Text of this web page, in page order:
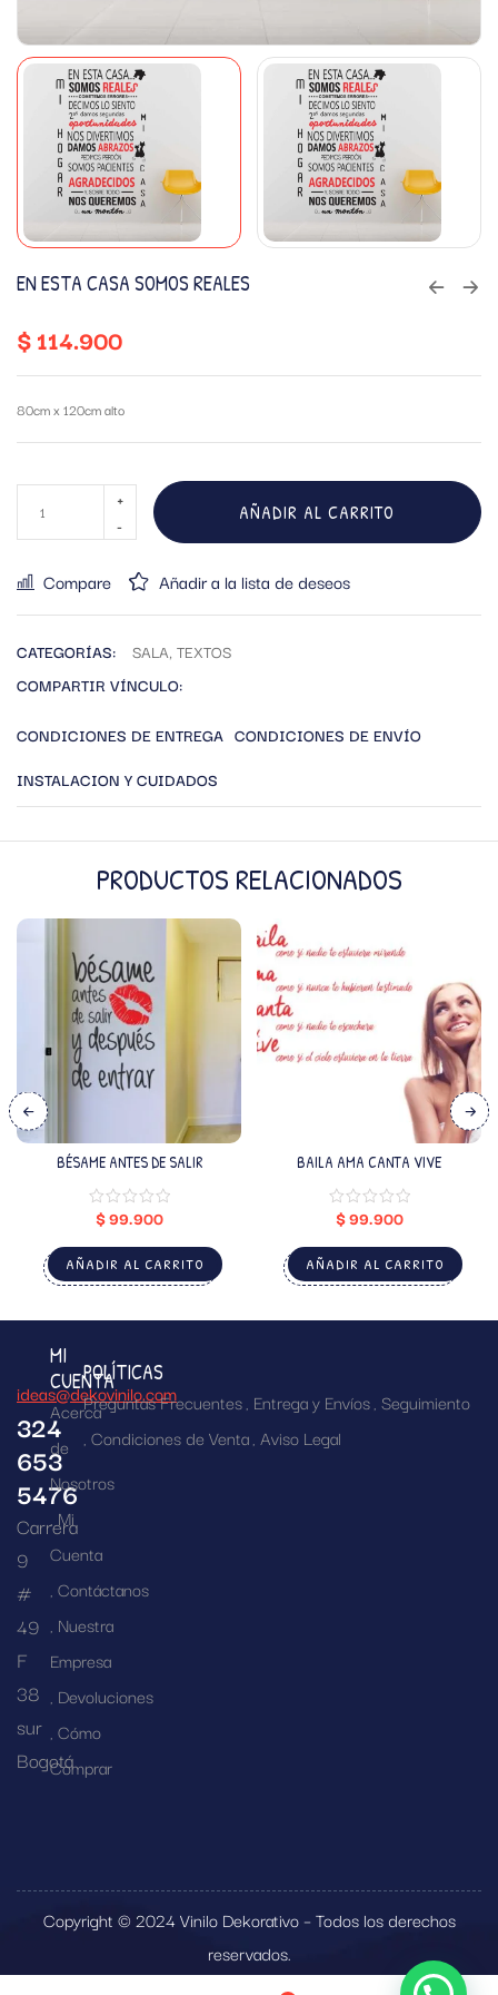
EN ESTA CASA SOMOS REALES
$114.900
80cm x 120cm alto
AÑADIR AL CARRITO
Compare Añadir a la lista de deseos
CATEGORÍAS: SALA, TEXTOS
COMPARTIR VÍNCULO:
CONDICIONES DE ENTREGA CONDICIONES DE ENVÍO
INSTALACION Y CUIDADOS
PRODUCTOS RELACIONADOS
BÉSAME ANTES DE SALIR
$99.900
AÑADIR AL CARRITO
BAILA AMA CANTA VIVE
$99.900
AÑADIR AL CARRITO
ideas@dekovinilo.com
324
653
5476
Carrera
9
#
49
F
38
sur
Bogotá
MI
CUENTA
Acerca
de
Nosotros
Mi
Cuenta
Contáctanos
Nuestra
Empresa
Devoluciones
Cómo
Comprar
POLÍTICAS
Preguntas Frecuentes Entrega y Envíos Seguimiento
Condiciones de Venta Aviso Legal
Copyright © 2024 Vinilo Dekorativo – Todos los derechos
reservados.